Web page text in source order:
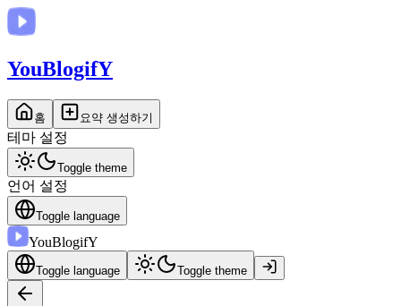
YouBlogifY
홈 요약 생성하기
테마 설정
Toggle theme
언어 설정
Toggle language
YouBlogifY
Toggle language Toggle theme